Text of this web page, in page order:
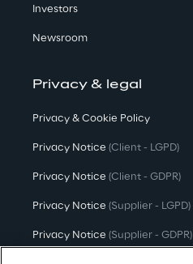
Investors
Newsroom
Privacy & legal
Privacy & Cookie Policy
Privacy Notice (Client - LGPD)
Privacy Notice (Client - GDPR)
Privacy Notice (Supplier - LGPD)
Privacy Notice (Supplier - GDPR)